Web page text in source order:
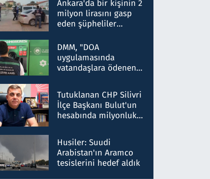
çıkan tablo şok etti
Ankara'da bir kişinin 2
milyon lirasını gasp
eden şüpheliler
DMM, "DOA
uygulamasında
vatandaşlara ödenen
düşürüldüğü" iddiasını
yalanladı
Tutuklanan CHP Silivri
İlçe Başkanı Bulut'un
hesabında milyonluk
talimat verdi, ben
gönderdim
Husiler: Suudi
Arabistan'ın Aramco
tesislerini hedef aldık